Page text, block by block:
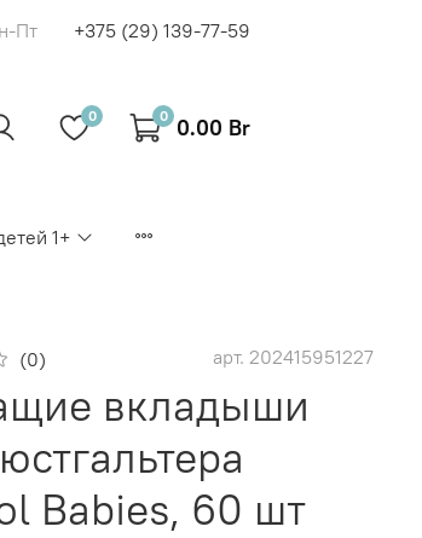
Пт +375 (29) 139-77-59
0 0 0.00 Br
1+
(0) арт. 202415951227
вкладыши
Babies, 60 шт